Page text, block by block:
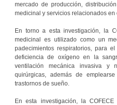
mercado de producción,
medicinal y servicios relacionados en
En torno a esta investigación, la
medicinal es utilizado como un
padecimientos respiratorios, para
deficiencia de oxígeno en la
ventilación mecánica invasiva y
quirúrgicas, además de
trastornos de sueño.
En esta investigación, la